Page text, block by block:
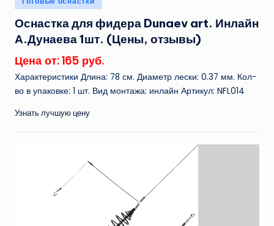
в
Оснастка для фидера Dunaev art. Инлайн
А.Дунаева 1шт. (Цены, отзывы)
Цена от: 165 руб.
Характеристики Длина: 78 см. Диаметр лески: 0.37 мм. Кол-
во в упаковке: 1 шт. Вид монтажа: инлайн Артикул: NFL014
Узнать лучшую цену